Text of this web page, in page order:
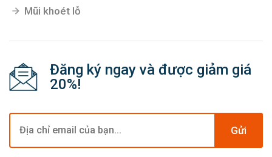
Mũi khoét lỗ
Đăng ký ngay và được giảm giá
20%!
Gửi